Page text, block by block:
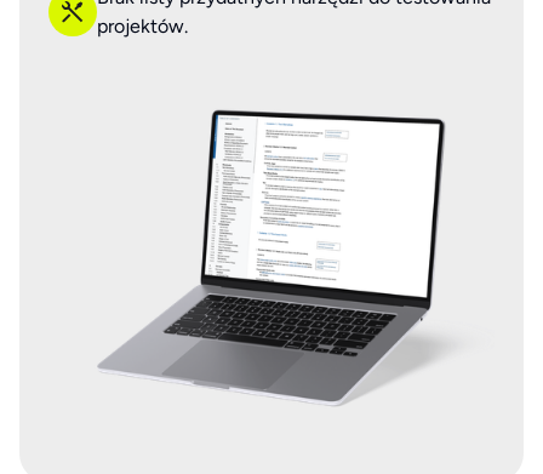
projektów.